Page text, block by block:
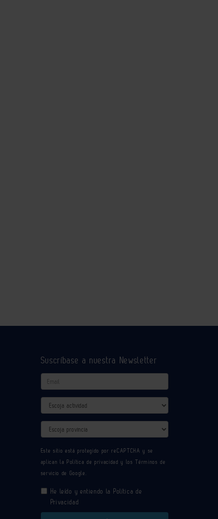
Suscríbase a nuestra Newsletter
Email
Actividad
Provincia
Este sitio está protegido por reCAPTCHA y se
aplican la Política de privacidad y losTérminos de
servicio de Google.
He leído y entiendo la Política de
Privacidad